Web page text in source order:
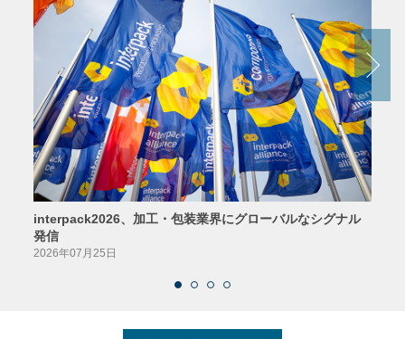
interpack2026、加工・包装業界にグローバルなシグナル
発信
2026年07月25日